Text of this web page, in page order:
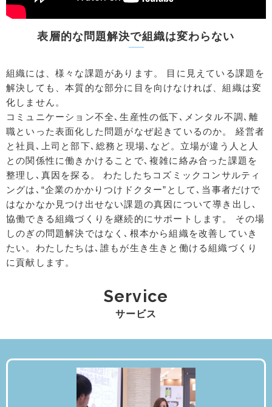
表層的な問題解決で組織は変わらない
組織には、様々な課題があります。
目に見えている課題を
解決しても、本質的な部分に目を向けなければ、組織は変
化しません。
コミュニケーション不全､生産性の低下､メンタル不調､離
職といった表面化した問題がなぜ起きているのか。
経営者
と社員､上司と部下､総務と現場､など。立場が違う人と人
との関係性に働きかけることで､複雑に絡み合った課題を
整理し､真因を探る。
わたしたちコズミックコンサルティ
ングは､“企業のかかりつけドクター”として､当事者だけで
はなかなか見つけ出せない課題の真因について導き出し､
協働できる組織づくりを継続的にサポートします。
その場
しのぎの問題解決ではなく､根本から組織を改善していき
たい。わたしたちは､誰もが生き生きと働ける組織づくり
に貢献します。
Service
サービス